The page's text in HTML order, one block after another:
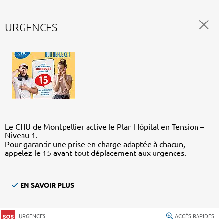
URGENCES
Le CHU de Montpellier active le Plan Hôpital en Tension –
Niveau 1.
Pour garantir une prise en charge adaptée à chacun,
appelez le 15 avant tout déplacement aux urgences.
EN SAVOIR PLUS
URGENCES ACCÈS RAPIDES